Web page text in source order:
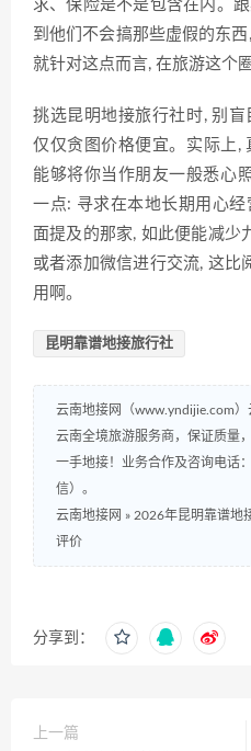
求、保险是不是包含在内。
到他们不会搞那些虚假的东
就针对这点而言, 在旅游这个
挑选昆明地接旅行社时, 别盲
仅仅贪图价格便宜。实际上,
能够将你当作朋友一般悉心
一点: 寻求在本地长期用心
面提及的那家, 如此便能减少
或者添加微信进行交流, 这比
用啊。
昆明靠谱地接旅行社
云南地接网（www.yndijie.com）
云南全境旅游服务商，保证质量
一手地接！业务合作及咨询电话
信）。
云南地接网 » 2026年昆明靠谱地
评价
分享到：
上一篇